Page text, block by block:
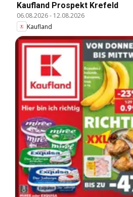
Kaufland Prospekt Krefeld
06.08.2026- 12.08.2026
Kaufland